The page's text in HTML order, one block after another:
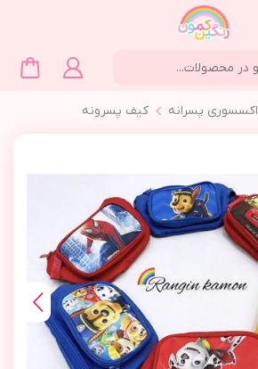
اکسسوری پسرانه كيف پسرونه